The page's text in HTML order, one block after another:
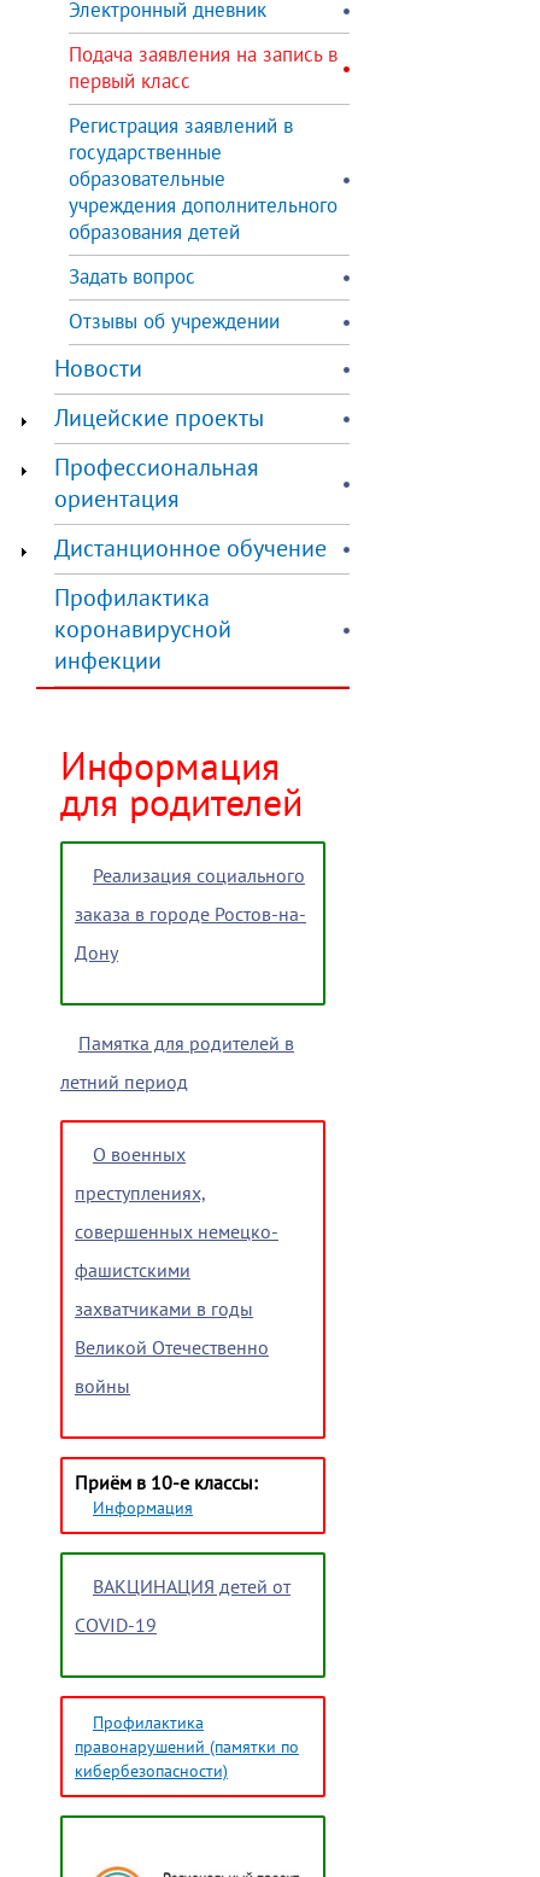
Электронный дневник
Подача заявления на запись в
первый класс
Регистрация заявлений в
государственные
образовательные
учреждения дополнительного
образования детей
Задать вопрос
Отзывы об учреждении
Новости
Лицейские проекты
Профессиональная
ориентация
Дистанционное обучение
Профилактика
коронавирусной
инфекции
Информация
для родителей
Реализация социального
заказа в городе Ростов-на-
Дону
Памятка для родителей в
летний период
О военных
преступлениях,
совершенных немецко-
фашистскими
захватчиками в годы
Великой Отечественно
войны
Приём в 10-е классы:
Информация
ВАКЦИНАЦИЯ детей от
COVID-19
Профилактика
правонарушений (памятки по
кибербезопасности)